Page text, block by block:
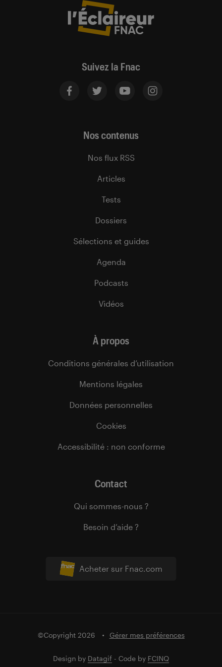
Suivez la Fnac
Acheter sur Fnac.com
Nos contenus
Nos flux RSS
Articles
Tests
Dossiers
Sélections et guides
Agenda
Podcasts
Vidéos
À propos
Conditions générales d’utilisation
Mentions légales
Données personnelles
Cookies
Accessibilité : non conforme
Contact
Qui sommes-nous ?
Besoin d’aide ?
©Copyright 2026 Gérer mes préférences
Design by Datagif - Code by FCINQ